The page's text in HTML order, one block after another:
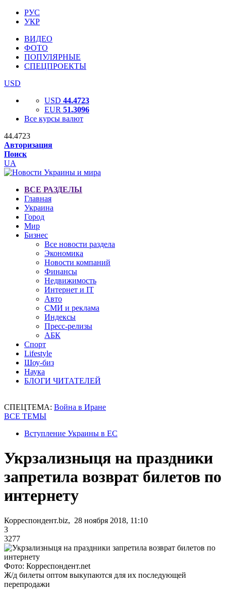
РУС
УКР
ВИДЕО
ФОТО
ПОПУЛЯРНЫЕ
СПЕЦПРОЕКТЫ
USD
USD 44.4723
EUR 51.3096
Все курсы валют
44.4723
Авторизация
Поиск
UA
ВСЕ РАЗДЕЛЫ
Главная
Украина
Город
Мир
Бизнес
Все новости раздела
Экономика
Новости компаний
Финансы
Недвижимость
Интернет и IT
Авто
СМИ и реклама
Индексы
Пресс-релизы
АБК
Спорт
Lifestyle
Шоу-биз
Наука
БЛОГИ ЧИТАТЕЛЕЙ
СПЕЦТЕМА: Война в Иране
ВСЕ ТЕМЫ
Вступление Украины в ЕС
Укрзализныця на праздники
запретила возврат билетов по
интернету
Корреспондент.biz, 28 ноября 2018, 11:10
3
3277
Фото: Корреспондент.net
Ж/д билеты оптом выкупаются для их последующей
перепродажи